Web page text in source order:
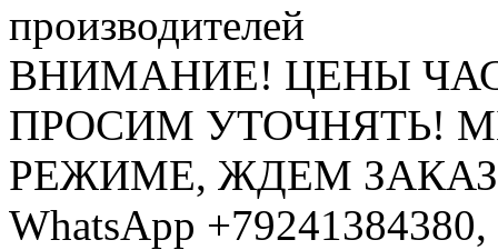
производителей
ВНИМАНИЕ! ЦЕНЫ
ПРОСИМ УТОЧНЯТЬ!
РЕЖИМЕ, ЖДЕМ ЗАКАЗЫ:
WhatsApp